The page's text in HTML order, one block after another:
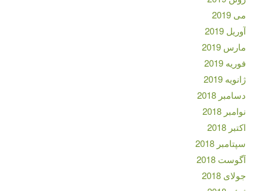
می 2019
آوریل 2019
مارس 2019
فوریه 2019
ژانویه 2019
دسامبر 2018
نوامبر 2018
اکتبر 2018
سپتامبر 2018
آگوست 2018
جولای 2018